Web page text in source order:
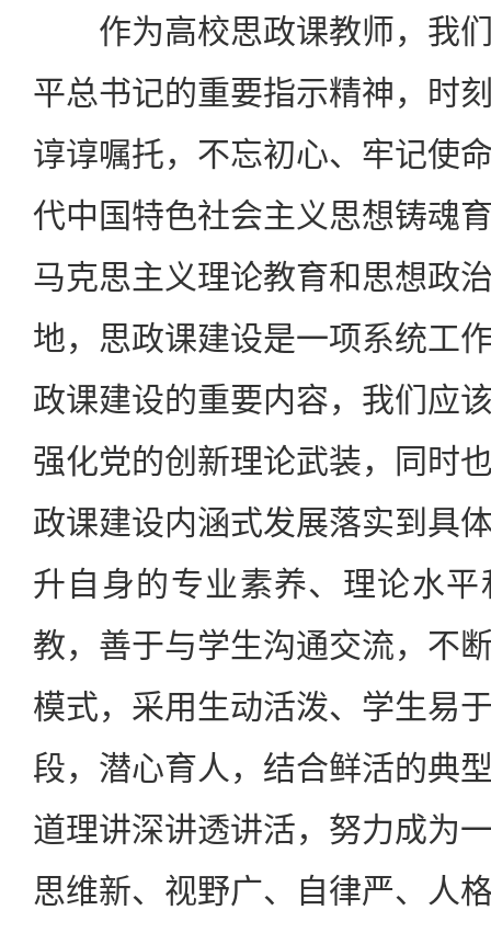
作为高校思政课教师，我们
平总书记的重要指示精神，时
谆谆嘱托，不忘初心、牢记使
代中国特色社会主义思想铸魂
马克思主义理论教育和思想政
地，思政课建设是一项系统工
政课建设的重要内容，我们应
强化党的创新理论武装，同时
政课建设内涵式发展落实到具
升自身的专业素养、理论水
教，善于与学生沟通交流，不
模式，采用生动活泼、学生易
段，潜心育人，结合鲜活的典
道理讲深讲透讲活，努力成为
思维新、视野广、自律严、人